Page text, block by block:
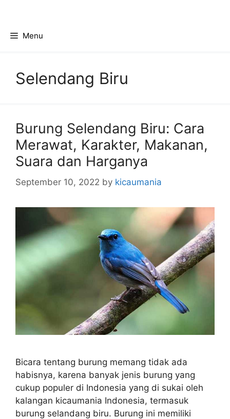
contentMenu
Selendang Biru
Burung Selendang Biru: Cara
Merawat, Karakter, Makanan,
Suara dan Harganya
September 10, 2022 by kicaumania
Bicara tentang burung memang tidak ada
habisnya, karena banyak jenis burung yang
cukup populer di Indonesia yang di sukai oleh
kalangan kicaumania Indonesia, termasuk
burung selandang biru. Burung ini memiliki